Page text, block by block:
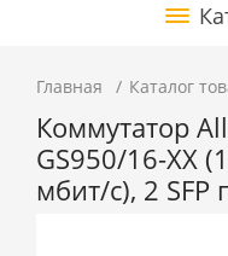
Главная Каталог
Коммутатор
GS950/16-XX
мбит/с), 2 SFP